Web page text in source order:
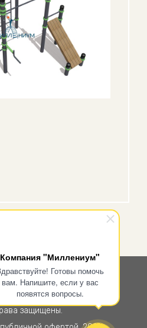
Компания "Миллениум"
Готовы помочь
вам. Напишите, если у вас
появятся вопросы.
защищены.